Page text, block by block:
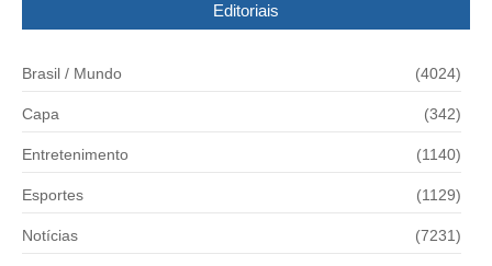
Editoriais
Brasil / Mundo (4024)
Capa (342)
Entretenimento (1140)
Esportes (1129)
Notícias (7231)